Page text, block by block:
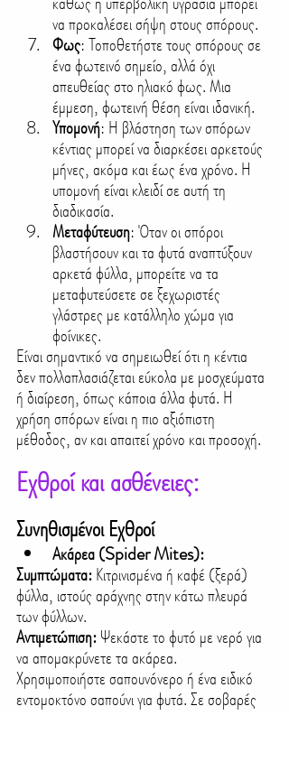
να προκαλέσει σήψη στους σπόρους.
Φως: Τοποθετήστε τους σπόρους σε
ένα φωτεινό σημείο, αλλά όχι
απευθείας στο ηλιακό φως. Μια
έμμεση, φωτεινή θέση είναι ιδανική.
Υπομονή: Η βλάστηση των σπόρων
κέντιας μπορεί να διαρκέσει αρκετούς
μήνες, ακόμα και έως ένα χρόνο. Η
υπομονή είναι κλειδί σε αυτή τη
διαδικασία.
Μεταφύτευση: Όταν οι σπόροι
βλαστήσουν και τα φυτά αναπτύξουν
αρκετά φύλλα, μπορείτε να τα
μεταφυτεύσετε σε ξεχωριστές
γλάστρες με κατάλληλο χώμα για
φοίνικες.
Είναι σημαντικό να σημειωθεί ότι η κέντια
δεν πολλαπλασιάζεται εύκολα με μοσχεύματα
ή διαίρεση, όπως κάποια άλλα φυτά. Η
χρήση σπόρων είναι η πιο αξιόπιστη
μέθοδος, αν και απαιτεί χρόνο και προσοχή.
Εχθροί και ασθένειες:
Συνηθισμένοι Εχθροί
Ακάρεα (Spider Mites):
Συμπτώματα: Κιτρινισμένα ή καφέ (ξερά)
φύλλα, ιστούς αράχνης στην κάτω πλευρά
των φύλλων.
Αντιμετώπιση: Ψεκάστε το φυτό με νερό για
να απομακρύνετε τα ακάρεα.
Χρησιμοποιήστε σαπουνόνερο ή ένα ειδικό
εντομοκτόνο σαπούνι για φυτά. Σε σοβαρές